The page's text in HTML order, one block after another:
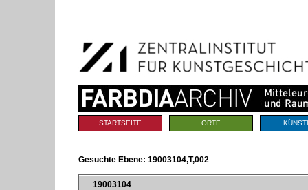
Navigation
Sektionen
STARTSEITE ORTE
Gesuchte Ebene: 19003104,T,002
19003104